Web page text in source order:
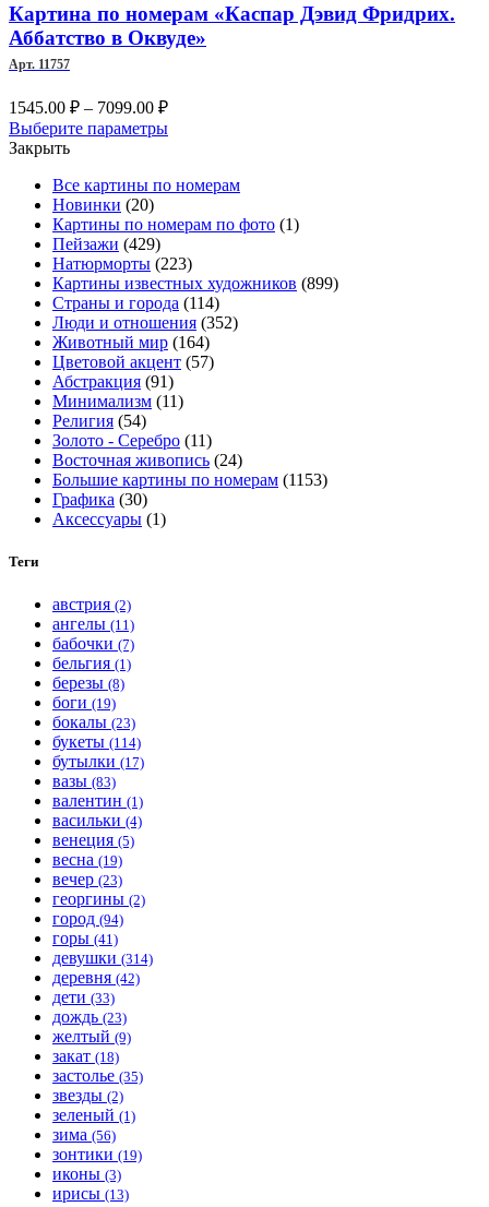
Картина по номерам «Каспар Дэвид Фридрих.
Аббатство в Оквуде»
Арт. 11757
1545.00 ₽ – 7099.00 ₽Диапазон
цен:
7099.00 ₽
Выберите параметрыЭтот
несколько
Опции
выбрать
на
странице
товара.
Закрыть
Все картины по номерам
Новинки (20)
Картины по номерам по фото (1)
Пейзажи (429)
Натюрморты (223)
Картины известных художников (899)
Страны и города (114)
Люди и отношения (352)
Животный мир (164)
Цветовой акцент (57)
Абстракция (91)
Минимализм (11)
Религия (54)
Золото - Серебро (11)
Восточная живопись (24)
Большие картины по номерам (1153)
Графика (30)
Аксессуары (1)
Теги
австрия (2)
ангелы (11)
бабочки (7)
бельгия (1)
березы (8)
боги (19)
бокалы (23)
букеты (114)
бутылки (17)
вазы (83)
валентин (1)
васильки (4)
венеция (5)
весна (19)
вечер (23)
георгины (2)
город (94)
горы (41)
девушки (314)
деревня (42)
дети (33)
дождь (23)
желтый (9)
закат (18)
застолье (35)
звезды (2)
зеленый (1)
зима (56)
зонтики (19)
иконы (3)
ирисы (13)